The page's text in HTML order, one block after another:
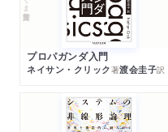
プロパガンダ入門
ネイサン・クリック著渡会圭子訳